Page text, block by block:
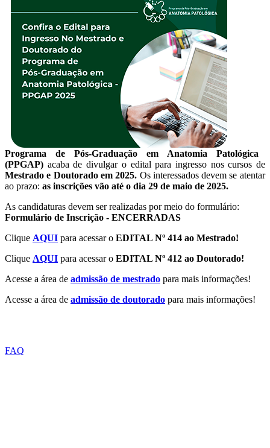
Programa de Pós-Graduação em Anatomia Patológica
(PPGAP) acaba de divulgar o edital para ingresso nos cursos de
Mestrado e Doutorado em 2025. Os interessados devem se atentar
ao prazo: as inscrições vão até o dia 29 de maio de 2025.
As candidaturas devem ser realizadas por meio do formulário:
Formulário de Inscrição - ENCERRADAS
Clique AQUI para acessar o EDITAL Nº 414 ao Mestrado!
Clique AQUI para acessar o EDITAL Nº 412 ao Doutorado!
Acesse a área de admissão de mestrado para mais informações!
Acesse a área de admissão de doutorado para mais informações!
FAQ